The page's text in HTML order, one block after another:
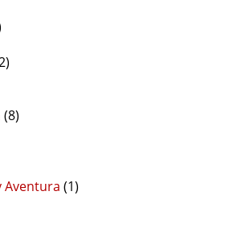
(8)
Aventura (1)